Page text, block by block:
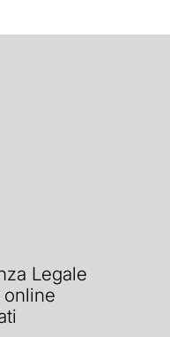
Legale